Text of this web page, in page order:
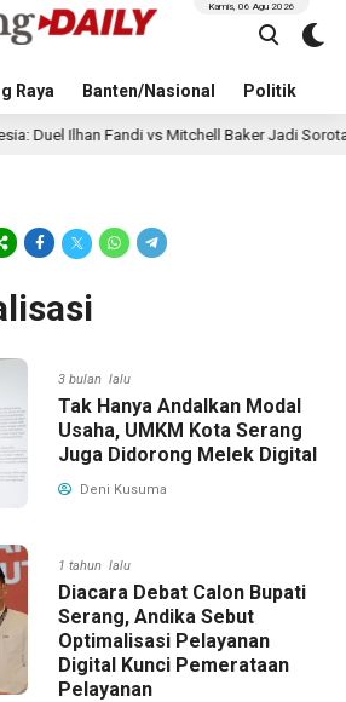
Raya Banten/Nasional Politik
Kamis, 06 Agu 2026
Ilhan Fandi vs Mitchell Baker Jadi Sorotan di
3 bulan lalu
Tak Hanya Andalkan Modal
Usaha, UMKM Kota Serang
Juga Didorong Melek Digital
Deni Kusuma
1 tahun lalu
Diacara Debat Calon Bupati
Serang, Andika Sebut
Optimalisasi Pelayanan
Digital Kunci Pemerataan
Pelayanan